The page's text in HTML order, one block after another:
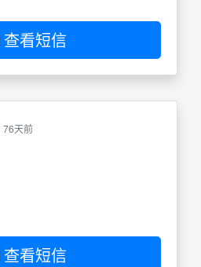
查看短信
76天前
查看短信